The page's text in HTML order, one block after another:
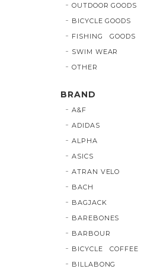
OUTDOOR GOODS
BICYCLE GOODS
FISHING GOODS
SWIM WEAR
OTHER
BRAND
A&F
ADIDAS
ALPHA
ASICS
ATRAN VELO
BACH
BAGJACK
BAREBONES
BARBOUR
BICYCLE COFFEE
BILLABONG